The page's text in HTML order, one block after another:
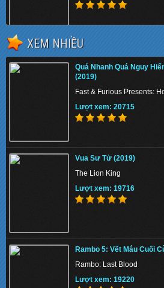
Kế Hoạch A (1983)
Project A
Trùm Hương Cảng 2
Chasing the Dragon II:
Lượt xem: 158751
Quá Nhanh Quá Nguy
(2019)
Fast & Furious Presents:
Lượt xem: 20715
XEM NHIỀU
Quá Nhanh Quá Nguy
(2019)
Fast & Furious Presents:
Lượt xem: 20715
Vua Sư Tử (2019)
The Lion King
Lượt xem: 19716
Rambo 5: Vết Máu Cuối
Rambo: Last Blood
Lượt xem: 19220